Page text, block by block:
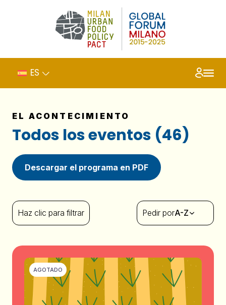
ES
EL ACONTECIMIENTO
Todos los eventos (46)
Descargar el programa en PDF
Haz clic para filtrar Pedir porA-Z
AGOTADO